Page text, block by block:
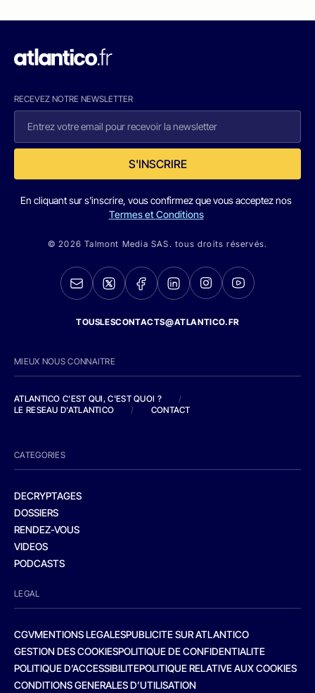
RECEVEZ NOTRE NEWSLETTER
S'INSCRIRE
En cliquant sur s'inscrire, vous confirmez que vous acceptez nos
Termes et Conditions
© 2026 Talmont Media SAS. tous droits réservés.
TOUSLESCONTACTS@ATLANTICO.FR
MIEUX NOUS CONNAITRE
ATLANTICO C'EST QUI, C'EST QUOI ?
/
LE RESEAU D'ATLANTICO
/ CONTACT
CATEGORIES
DECRYPTAGES
DOSSIERS
RENDEZ-VOUS
VIDEOS
PODCASTS
LEGAL
CGVMENTIONS LEGALESPUBLICITE SUR ATLANTICO
GESTION DES COOKIESPOLITIQUE DE CONFIDENTIALITE
POLITIQUE D’ACCESSIBILITEPOLITIQUE RELATIVE AUX COOKIES
CONDITIONS GENERALES D’UTILISATION